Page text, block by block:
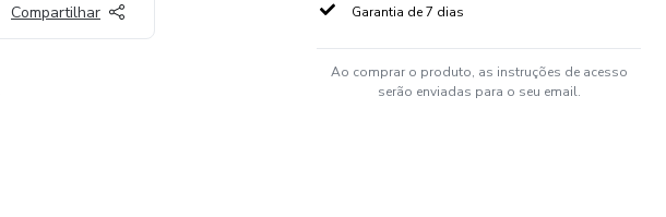
Compartilhar Garantia de 7 dias
Ao comprar o produto, as instruções de acesso
serão enviadas para o seu email.